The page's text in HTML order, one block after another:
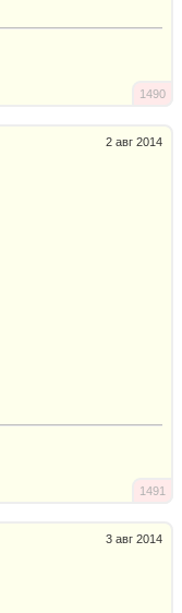
1490
2 авг 2014
1491
3 авг 2014